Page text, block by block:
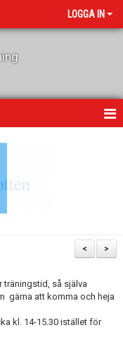
LOGGA IN
>
<
träningstid, så själva
gärna att komma och heja
kl. 14-15.30 istället för